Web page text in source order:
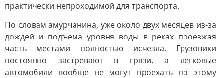
практически непроходимой для транспорта.
По словам амурчанина, уже около двух месяцев из-за
дождей и подъема уровня воды в реках проезжая
часть местами полностью исчезла. Грузовики
постоянно застревают в грязи, а легковые
автомобили вообще не могут проехать по этому